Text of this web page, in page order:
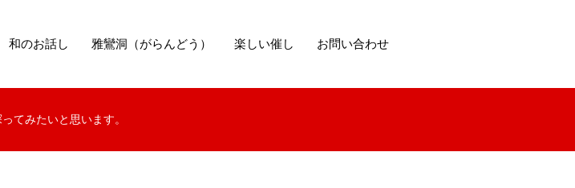
和のお話し 雅鸞洞（がらんどう） 楽しい催し お問い合わせ
てみたいと思います。